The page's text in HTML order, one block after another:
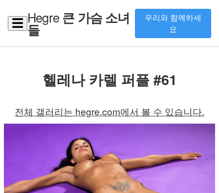
☰ Hegre 큰 가슴 소녀
들
우리와 함께하세
요
헬레나 카렐 퍼플 #61
전체 갤러리는 hegre.com에서 볼 수 있습니다.